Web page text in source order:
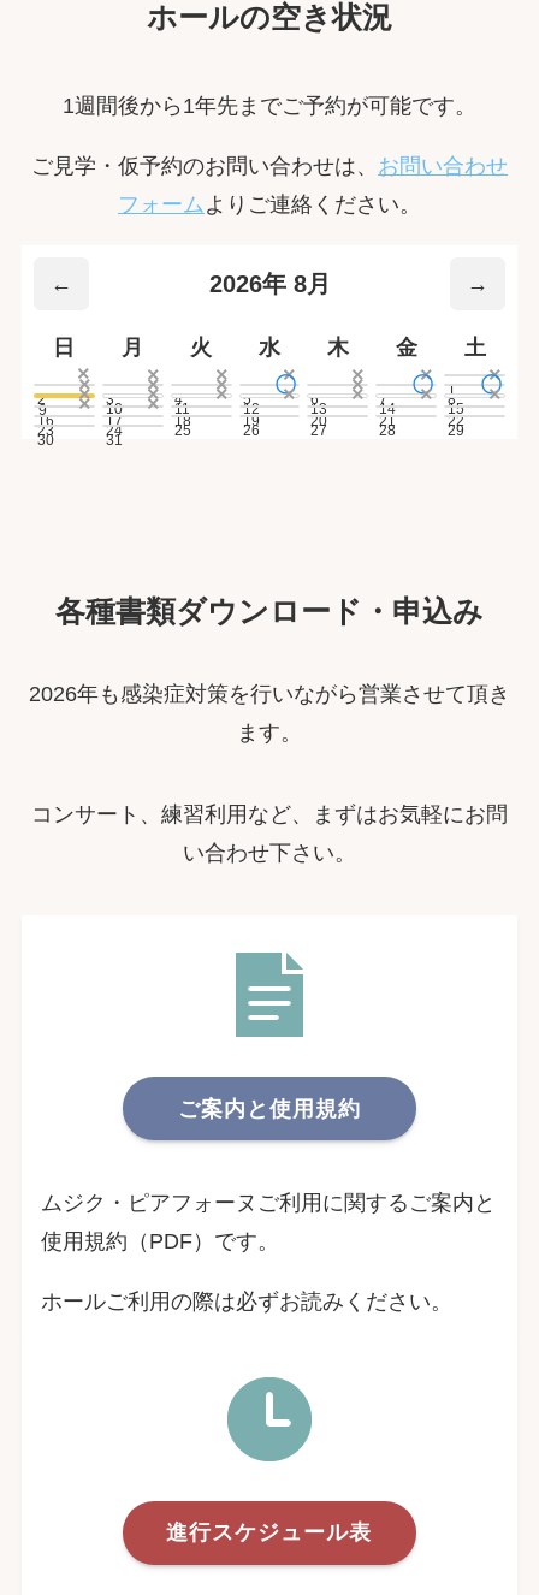
ホールの空き状況
1週間後から1年先までご予約が可能です。
ご見学・仮予約のお問い合わせは、 お問い合わせ
フォーム よりご連絡ください。
← 2026年 8月 →
日 月 火 水 木 金 土
1
2 3 4 5 6 7 8
9
×
10
×
11
×
12
×
13
×
14
×
15
×
16
×
17
×
18
×
19
〇
20
×
21
〇
22
〇
23
×
24
×
25
×
26
×
27
×
28
×
29
×
30
×
31
×
各種書類ダウンロード・申込み
2026年も感染症対策を行いながら営業させて頂き
ます。
コンサート、練習利用など、まずはお気軽にお問
い合わせ下さい。
ご案内と使用規約
ムジク・ピアフォーヌご利用に関するご案内と
使用規約（PDF）です。
ホールご利用の際は必ずお読みください。
進行スケジュール表